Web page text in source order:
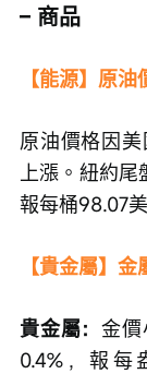
– 商品
【能源】原
原油價格因
上漲。紐約尾
報每桶98.07
【貴金屬】
貴金屬：金
0.4%，報每